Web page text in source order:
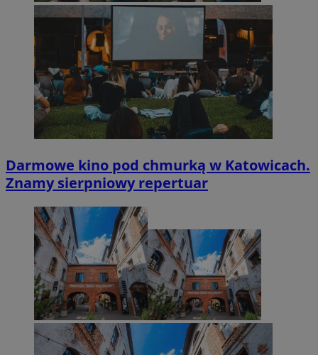
Darmowe kino pod chmurką w Katowicach.
Znamy sierpniowy repertuar